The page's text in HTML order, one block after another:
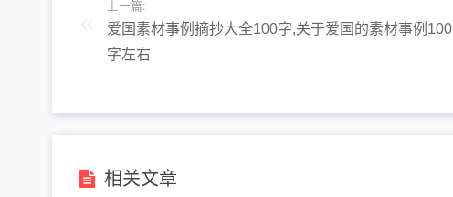
上一篇:
爱国素材事例摘抄大全100字,关于爱国的素材事例100
字左右
相关文章